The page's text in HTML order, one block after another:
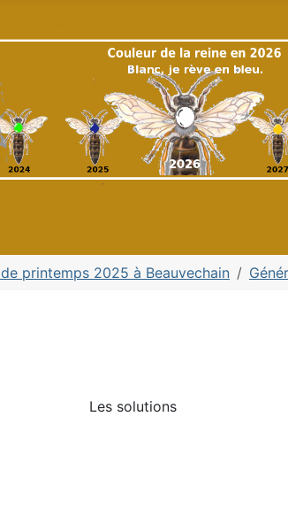
printemps 2025 à Beauvechain
Les solutions